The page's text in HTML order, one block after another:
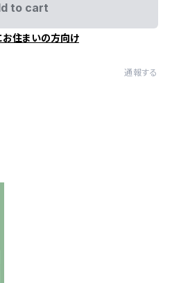
to cart
お住まいの方向け
通報する